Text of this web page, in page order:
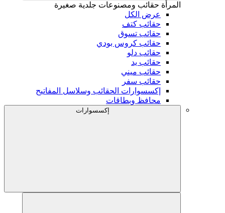
المرأة حقائب ومصنوعات جلدية صغيرة
عرض الكل
حقائب كتف
حقائب تسوق
حقائب كروس بودي
حقائب دلو
حقائب يد
حقائب ميني
حقائب سفر
إكسسوارات الحقائب وسلاسل المفاتيح
محافظ وبطاقات
إكسسوارات